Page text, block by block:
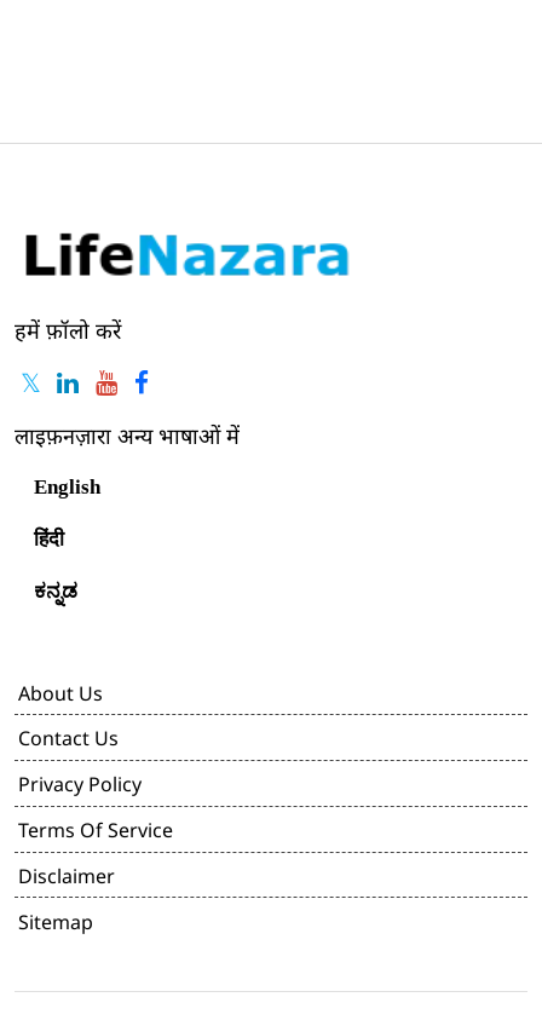
हमें फ़ॉलो करें
लाइफ़नज़ारा अन्य भाषाओं में
English
हिंदी
ಕನ್ನಡ
About Us
Contact Us
Privacy Policy
Terms Of Service
Disclaimer
Sitemap